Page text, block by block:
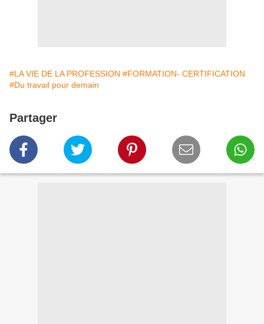
#LA VIE DE LA PROFESSION #FORMATION- CERTIFICATION
#Du travail pour demain
Partager